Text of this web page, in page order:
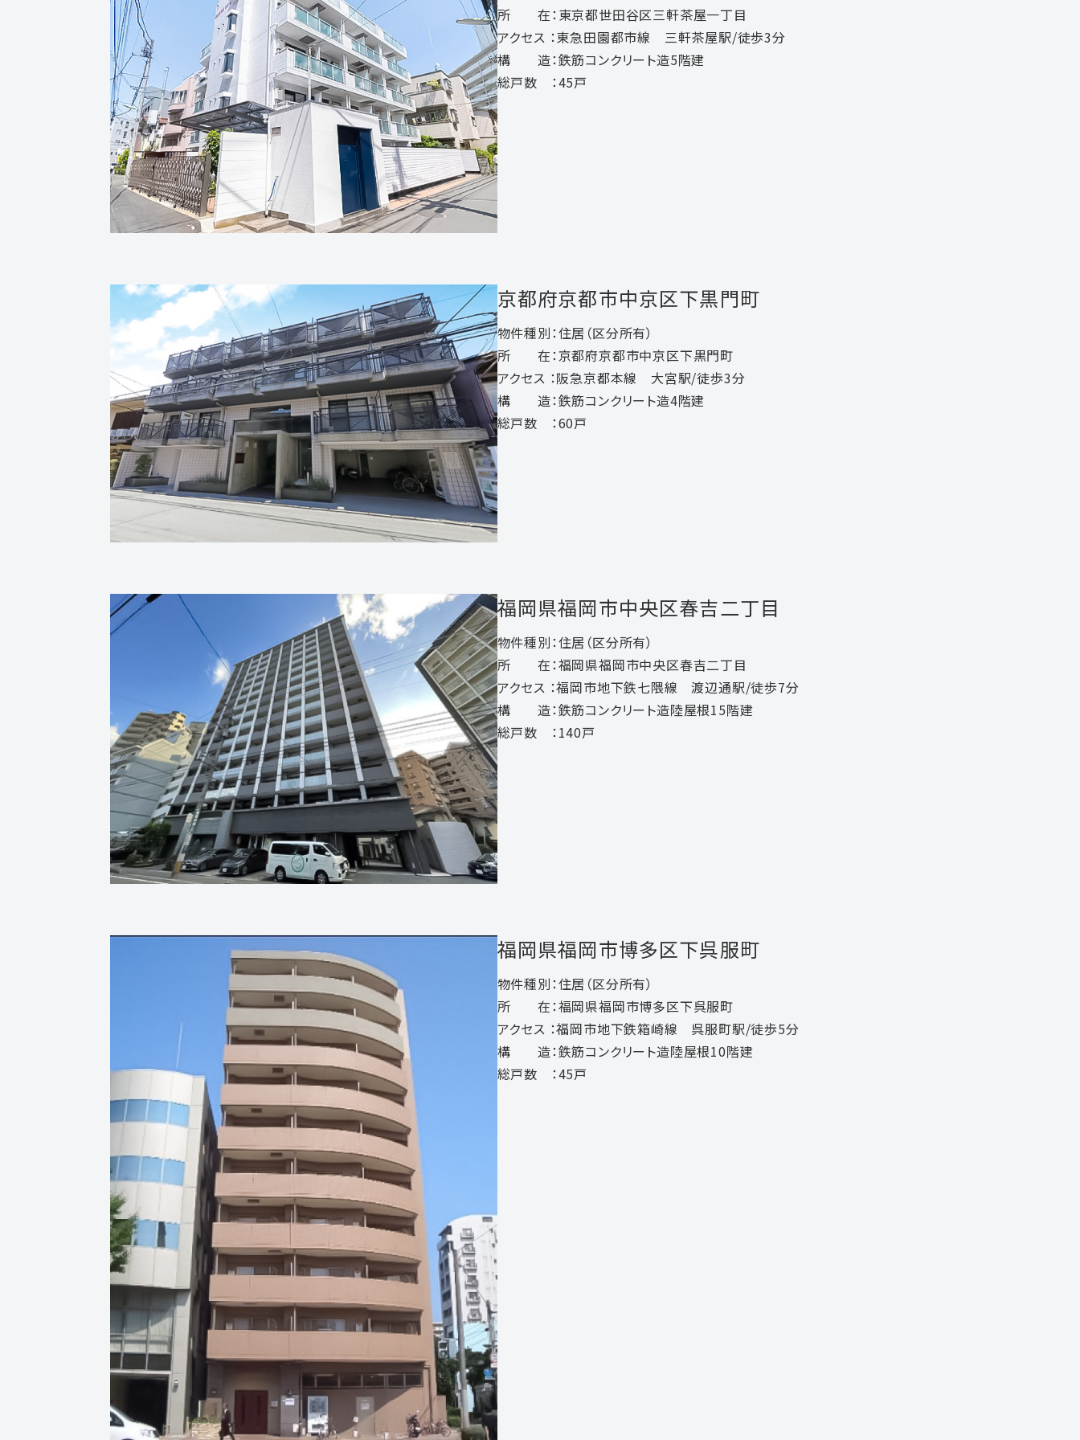
所 在：東京都世田谷区三軒茶屋一丁目
アクセス ：東急田園都市線 三軒茶屋駅/徒歩3分
構 造：鉄筋コンクリート造5階建
総戸数 ：45戸
京都府京都市中京区下黒門町
物件種別：住居（区分所有）
所 在：京都府京都市中京区下黒門町
アクセス ：阪急京都本線 大宮駅/徒歩3分
構 造：鉄筋コンクリート造4階建
総戸数 ：60戸
福岡県福岡市中央区春吉二丁目
物件種別：住居（区分所有）
所 在：福岡県福岡市中央区春吉二丁目
アクセス ：福岡市地下鉄七隈線 渡辺通駅/徒歩7分
構 造：鉄筋コンクリート造陸屋根15階建
総戸数 ：140戸
福岡県福岡市博多区下呉服町
物件種別：住居（区分所有）
所 在：福岡県福岡市博多区下呉服町
アクセス ：福岡市地下鉄箱崎線 呉服町駅/徒歩5分
構 造：鉄筋コンクリート造陸屋根10階建
総戸数 ：45戸